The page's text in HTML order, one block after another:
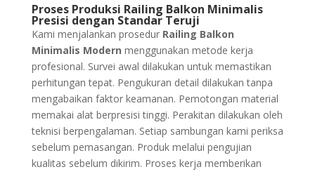
Proses Produksi Railing Balkon Minimalis
Presisi dengan Standar Teruji
Kami menjalankan prosedur Railing Balkon
Minimalis Modern menggunakan metode kerja
profesional. Survei awal dilakukan untuk memastikan
perhitungan tepat. Pengukuran detail dilakukan tanpa
mengabaikan faktor keamanan. Pemotongan material
memakai alat berpresisi tinggi. Perakitan dilakukan oleh
teknisi berpengalaman. Setiap sambungan kami periksa
sebelum pemasangan. Produk melalui pengujian
kualitas sebelum dikirim. Proses kerja memberikan